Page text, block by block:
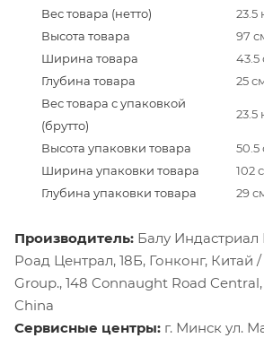
Вес товара (нетто)
23.5
Высота товара
97
Ширина товара
43.5
Глубина товара
25
Вес товара с упаковкой
(брутто)
23.5
Высота упаковки товара
50.5
Ширина упаковки товара
102
Глубина упаковки товара
29
Производитель: Балу Индастриал
Роад Централ, 18Б, Гонконг, Китай
Group., 148 Connaught Road
China
Сервисные центры: г. Минск ул.